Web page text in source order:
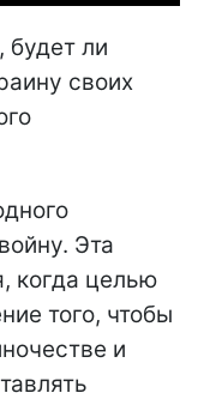
ли
своих
Эта
когда целью
того, чтобы
и